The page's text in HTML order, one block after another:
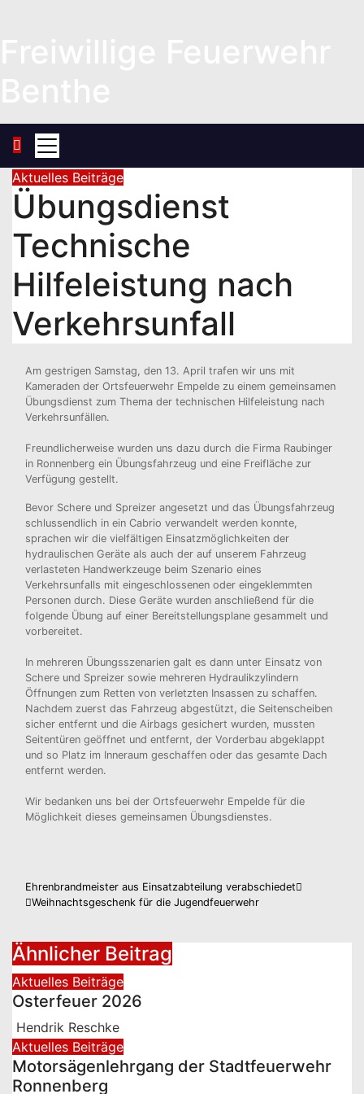
Aktuelles Beiträge
Übungsdienst
Technische
Hilfeleistung nach
Verkehrsunfall
Am gestrigen Samstag, den 13. April trafen wir uns mit
Kameraden der Ortsfeuerwehr Empelde zu einem gemeinsamen
Übungsdienst zum Thema der technischen Hilfeleistung nach
Verkehrsunfällen.
Freundlicherweise wurden uns dazu durch die Firma Raubinger
in Ronnenberg ein Übungsfahrzeug und eine Freifläche zur
Verfügung gestellt.
Bevor Schere und Spreizer angesetzt und das Übungsfahrzeug
schlussendlich in ein Cabrio verwandelt werden konnte,
sprachen wir die vielfältigen Einsatzmöglichkeiten der
hydraulischen Geräte als auch der auf unserem Fahrzeug
verlasteten Handwerkzeuge beim Szenario eines
Verkehrsunfalls mit eingeschlossenen oder eingeklemmten
Personen durch. Diese Geräte wurden anschließend für die
folgende Übung auf einer Bereitstellungsplane gesammelt und
vorbereitet.
In mehreren Übungsszenarien galt es dann unter Einsatz von
Schere und Spreizer sowie mehreren Hydraulikzylindern
Öffnungen zum Retten von verletzten Insassen zu schaffen.
Nachdem zuerst das Fahrzeug abgestützt, die Seitenscheiben
sicher entfernt und die Airbags gesichert wurden, mussten
Seitentüren geöffnet und entfernt, der Vorderbau abgeklappt
und so Platz im Inneraum geschaffen oder das gesamte Dach
entfernt werden.
Wir bedanken uns bei der Ortsfeuerwehr Empelde für die
Möglichkeit dieses gemeinsamen Übungsdienstes.
Beitragsnavigation
Ehrenbrandmeister aus Einsatzabteilung verabschiedet
Weihnachtsgeschenk für die Jugendfeuerwehr
Ähnlicher Beitrag
Aktuelles Beiträge
Osterfeuer 2026
Hendrik Reschke
Aktuelles Beiträge
Motorsägenlehrgang der Stadtfeuerwehr
Ronnenberg